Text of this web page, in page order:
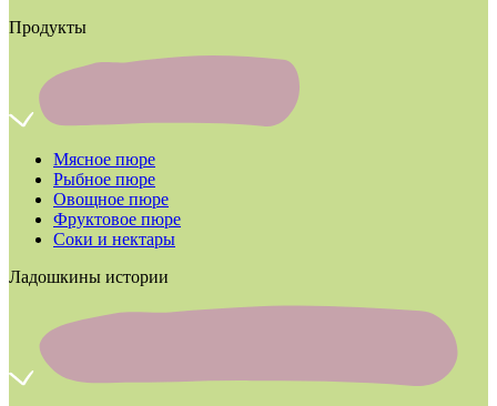
Продукты
Мясное пюре
Рыбное пюре
Овощное пюре
Фруктовое пюре
Соки и нектары
Ладошкины истории